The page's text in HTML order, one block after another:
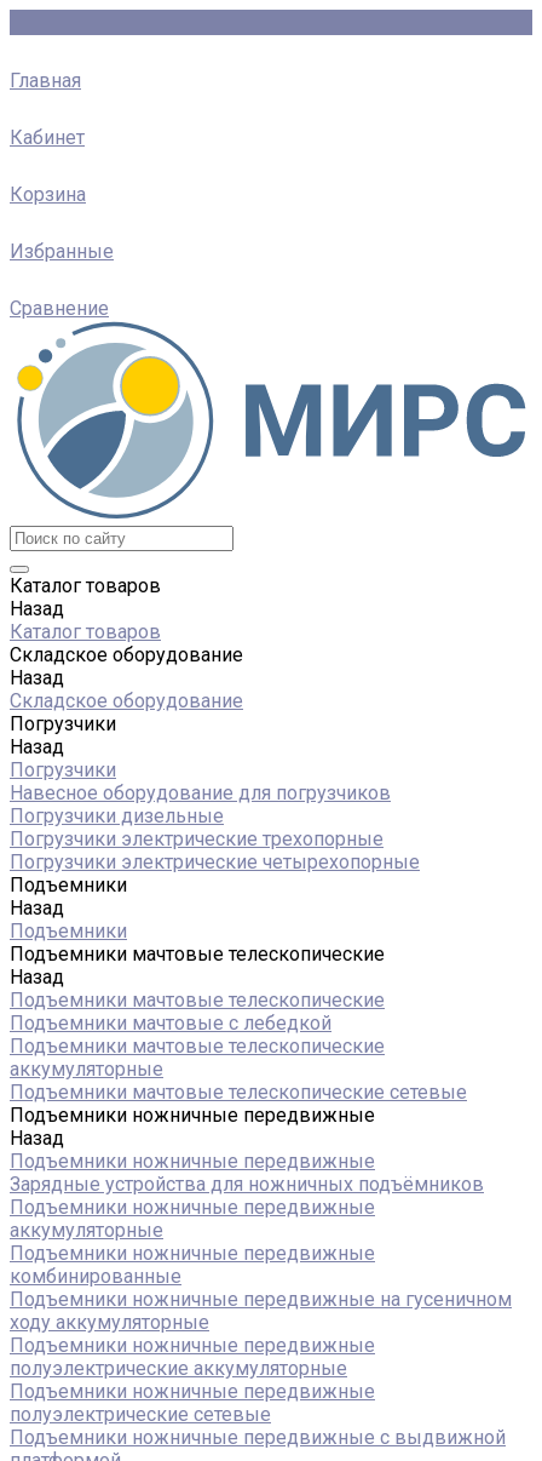
Главная
Кабинет
Корзина
Избранные
Сравнение
Каталог товаров
Назад
Каталог товаров
Складское оборудование
Назад
Складское оборудование
Погрузчики
Назад
Погрузчики
Навесное оборудование для погрузчиков
Погрузчики дизельные
Погрузчики электрические трехопорные
Погрузчики электрические четырехопорные
Подъемники
Назад
Подъемники
Подъемники мачтовые телескопические
Назад
Подъемники мачтовые телескопические
Подъемники мачтовые с лебедкой
Подъемники мачтовые телескопические
аккумуляторные
Подъемники мачтовые телескопические сетевые
Подъемники ножничные передвижные
Назад
Подъемники ножничные передвижные
Зарядные устройства для ножничных подъёмников
Подъемники ножничные передвижные
аккумуляторные
Подъемники ножничные передвижные
комбинированные
Подъемники ножничные передвижные на гусеничном
ходу аккумуляторные
Подъемники ножничные передвижные
полуэлектрические аккумуляторные
Подъемники ножничные передвижные
полуэлектрические сетевые
Подъемники ножничные передвижные с выдвижной